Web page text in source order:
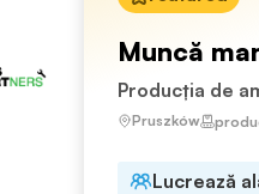
Muncă
Producția de
Pruszków
Lucrează